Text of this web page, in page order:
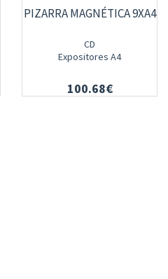
PIZARRA MAGNÉTICA 9XA4
CD
Expositores A4
100.68€